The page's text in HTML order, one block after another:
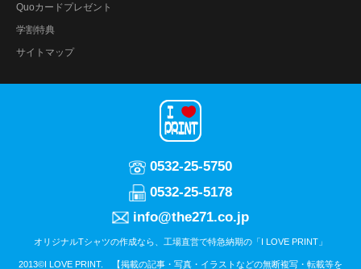
Quoカードプレゼント
学割特典
サイトマップ
0532-25-5750
0532-25-5178
info@the271.co.jp
オリジナルTシャツの作成なら、工場直営で特急納期の「I LOVE PRINT」
2013©I LOVE PRINT. 【掲載の記事・写真・イラストなどの無断複写・転載等を